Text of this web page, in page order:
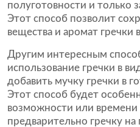
полуготовности и только
Этот способ позволит
вещества и аромат гречки
Другим интересным
использование гречки в
добавить мучку гречки в
Этот способ будет
возможности или времени
предварительно гречку на